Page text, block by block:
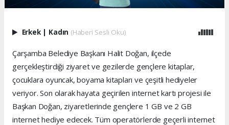
Erkek | Kadın (Haberi Sesli Oku)
Çarşamba Belediye Başkanı Halit Doğan, ilçede
gerçekleştirdiği ziyaret ve gezilerde gençlere kitaplar,
çocuklara oyuncak, boyama kitapları ve çeşitli hediyeler
veriyor. Son olarak hayata geçirilen internet kartı projesi ile
Başkan Doğan, ziyaretlerinde gençlere 1 GB ve 2 GB
internet hediye edecek. Tüm operatörlerde geçerli internet